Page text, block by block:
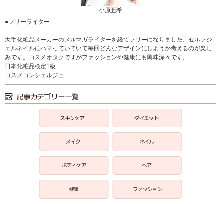
小原亜希
●フリーライター
大手化粧品メーカーのメルマガライターを経てフリーになりました。セルフジ
ェルネイルにハマっていていて毎回どんなデザインにしようか考えるのが楽し
みです。コスメオタクですがファッションや健康にも興味深々です。
日本化粧品検定1級
コスメコンシェルジュ